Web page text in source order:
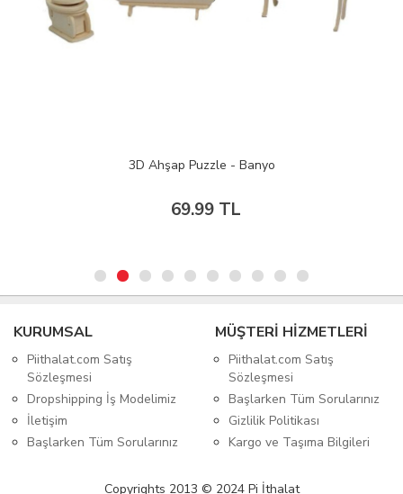
3D Ahşap Puzzle - Banyo
69.99 TL
KURUMSAL
Piithalat.com Satış
Sözleşmesi
Dropshipping İş Modelimiz
İletişim
Başlarken Tüm Sorularınız
MÜŞTERİ HİZMETLERİ
Piithalat.com Satış
Sözleşmesi
Başlarken Tüm Sorularınız
Gizlilik Politikası
Kargo ve Taşıma Bilgileri
Copyrights 2013 © 2024 Pi İthalat